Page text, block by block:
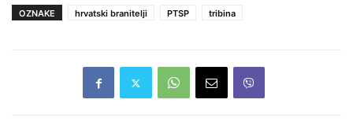
OZNAKE hrvatski branitelji PTSP tribina